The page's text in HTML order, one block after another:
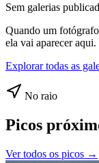
Sem galerias
Quando um
ela vai aparecer aqui.
Explorar todas as
No raio
Picos
Ver todos os picos →